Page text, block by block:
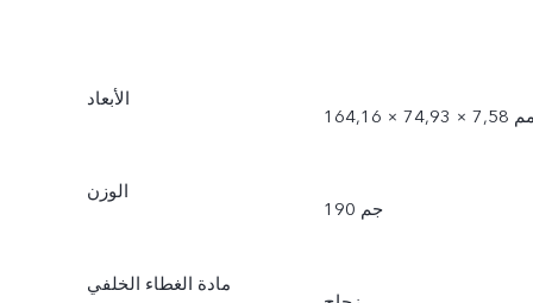
الأبعاد
74,93 × 7,58 مم
الوزن
190 جم
مادة الغطاء الخلفي